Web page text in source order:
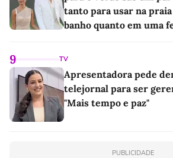
tanto para usar na
banho quanto em uma
9 TV
Apresentadora pede
telejornal para ser
"Mais tempo e paz"
PUBLICIDADE